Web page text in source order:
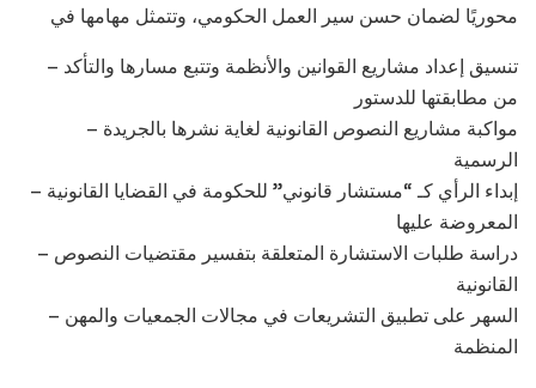
محوريًا لضمان حسن سير العمل الحكومي، وتتمثل مهامها في
– تنسيق إعداد مشاريع القوانين والأنظمة وتتبع مسارها والتأكد
من مطابقتها للدستور
– مواكبة مشاريع النصوص القانونية لغاية نشرها بالجريدة
الرسمية
– إبداء الرأي كـ “مستشار قانوني” للحكومة في القضايا القانونية
المعروضة عليها
– دراسة طلبات الاستشارة المتعلقة بتفسير مقتضيات النصوص
القانونية
– السهر على تطبيق التشريعات في مجالات الجمعيات والمهن
المنظمة